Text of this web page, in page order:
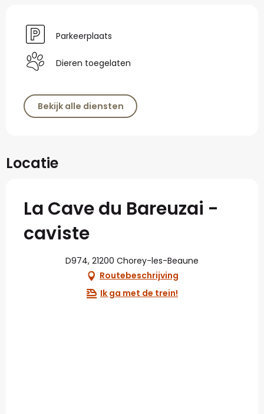
Parkeerplaats
Dieren toegelaten
Bekijk alle diensten
Locatie
La Cave du Bareuzai -
caviste
D974, 21200 Chorey-les-Beaune
Routebeschrijving
Ik ga met de trein!